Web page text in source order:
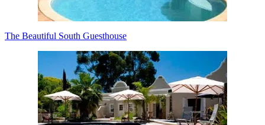
The Beautiful South Guesthouse